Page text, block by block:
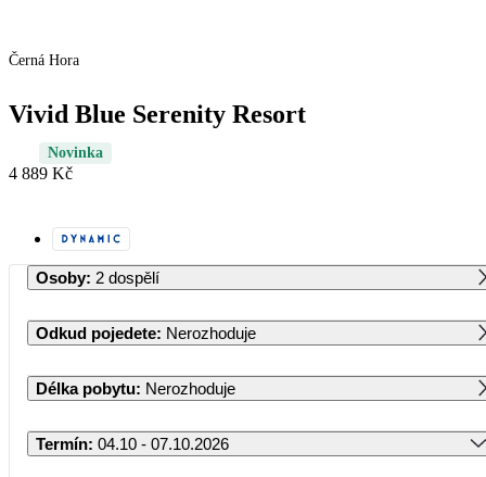
Černá Hora
Vivid Blue Serenity Resort
Novinka
4 889 Kč
Osoby: 2 dospělí
Odkud pojedete: Nerozhoduje
Délka pobytu: Nerozhoduje
Termín: 04.10 - 07.10.2026